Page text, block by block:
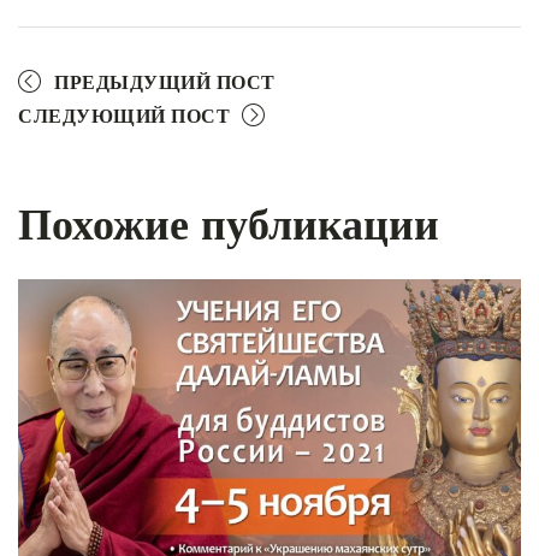
ПРЕДЫДУЩИЙ ПОСТ
СЛЕДУЮЩИЙ ПОСТ
Похожие публикации